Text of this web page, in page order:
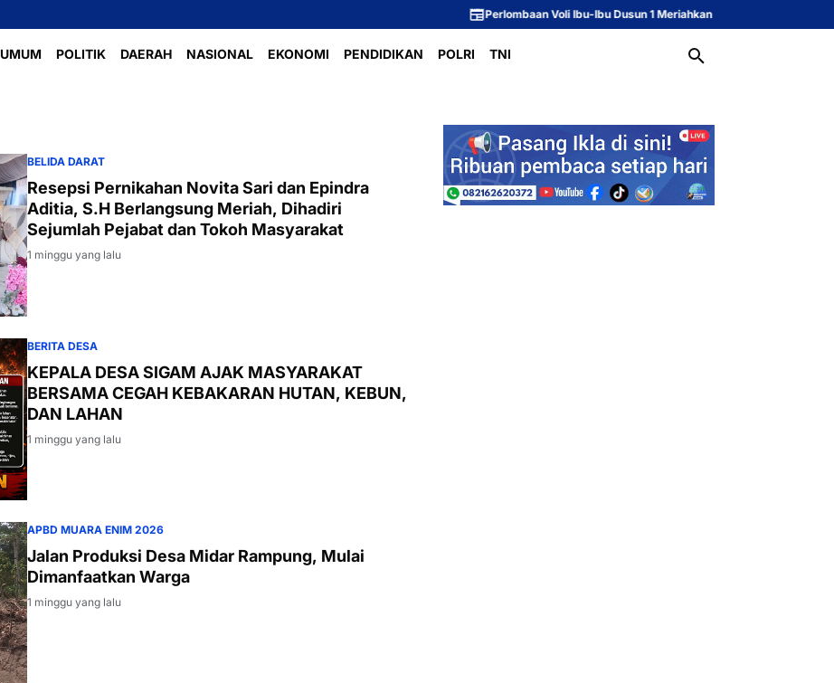
Perlombaan Voli Ibu-Ibu Dusun 1 Meriahkan Peringatan HUT ke-81 Republik Indonesia
UMUM POLITIK DAERAH NASIONAL EKONOMI PENDIDIKAN POLRI TNI
BELIDA DARAT
Resepsi Pernikahan Novita Sari dan Epindra
Aditia, S.H Berlangsung Meriah, Dihadiri
Sejumlah Pejabat dan Tokoh Masyarakat
1 minggu yang lalu
BERITA DESA
KEPALA DESA SIGAM AJAK MASYARAKAT
BERSAMA CEGAH KEBAKARAN HUTAN, KEBUN,
DAN LAHAN
1 minggu yang lalu
APBD MUARA ENIM 2026
Jalan Produksi Desa Midar Rampung, Mulai
Dimanfaatkan Warga
1 minggu yang lalu